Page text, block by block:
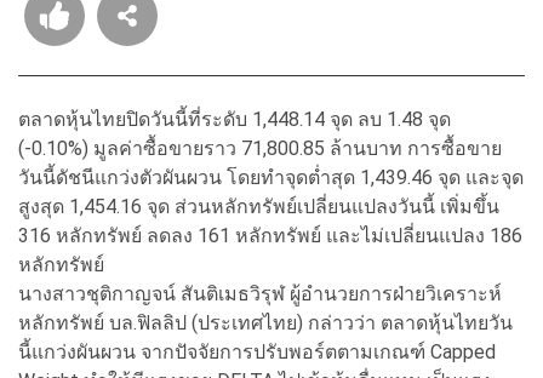
ตลาดหุ้นไทยปิดวันนี้ที่ระดับ 1,448.14 จุด ลบ 1.48 จุด
(-0.10%) มูลค่าซื้อขายราว 71,800.85 ล้านบาท การซื้อขาย
วันนี้ดัชนีแกว่งตัวผันผวน โดยทำจุดต่ำสุด 1,439.46 จุด และจุด
สูงสุด 1,454.16 จุด ส่วนหลักทรัพย์เปลี่ยนแปลงวันนี้ เพิ่มขึ้น
316 หลักทรัพย์ ลดลง 161 หลักทรัพย์ และไม่เปลี่ยนแปลง 186
หลักทรัพย์
นางสาวชุติกาญจน์ สันติเมธวิรุฬ ผู้อำนวยการฝ่ายวิเคราะห์
หลักทรัพย์ บล.ฟิลลิป (ประเทศไทย) กล่าวว่า ตลาดหุ้นไทยวัน
นี้แกว่งผันผวน จากปัจจัยการปรับพอร์ตตามเกณฑ์ Capped